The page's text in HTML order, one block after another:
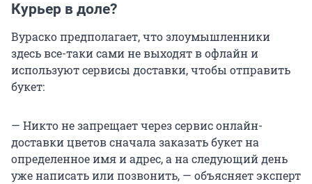
Курьер в доле?
Вураско предполагает, что злоумышленники
здесь все-таки сами не выходят в офлайн и
используют сервисы доставки, чтобы отправить
букет:
— Никто не запрещает через сервис онлайн-
доставки цветов сначала заказать букет на
определенное имя и адрес, а на следующий день
уже написать или позвонить, — объясняет эксперт